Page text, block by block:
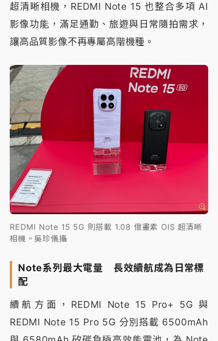
超清晰相機，REDMI Note 15 也整合多項 AI
影像功能，滿足通勤、旅遊與日常隨拍需求，
讓高品質影像不再專屬高階機種。
REDMI Note 15 5G 則搭載 1.08 億畫素 OIS 超清晰
相機。吳珍儀攝
Note系列最大電量 長效續航成為日常標
配
續航方面，REDMI Note 15 Pro+ 5G 與
REDMI Note 15 Pro 5G 分別搭載 6500mAh